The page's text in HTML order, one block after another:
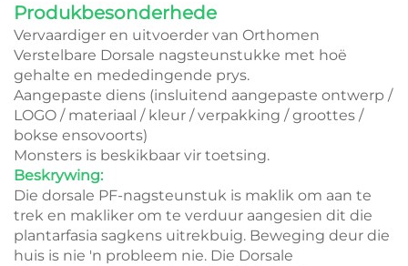
Produkbesonderhede
Vervaardiger en uitvoerder van Orthomen
Verstelbare Dorsale nagsteunstukke met hoë
gehalte en mededingende prys.
Aangepaste diens (insluitend aangepaste ontwerp /
LOGO / materiaal / kleur / verpakking / groottes /
bokse ensovoorts)
Monsters is beskikbaar vir toetsing.
Beskrywing:
Die dorsale PF-nagsteunstuk is maklik om aan te
trek en makliker om te verduur aangesien dit die
plantarfasia sagkens uitrekbuig. Beweging deur die
huis is nie 'n probleem nie. Die Dorsale